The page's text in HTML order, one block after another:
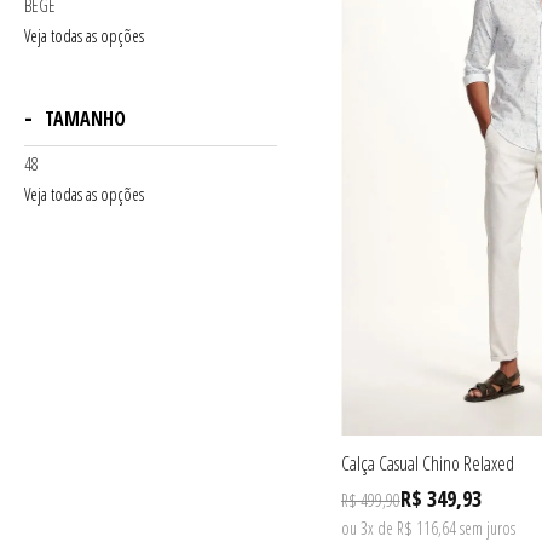
BEGE
Veja todas as opções
TAMANHO
48
Veja todas as opções
Calça Casual Chino Relaxed
R$ 499,90R$ 349,93
ou 3x de R$ 116,64 sem juros